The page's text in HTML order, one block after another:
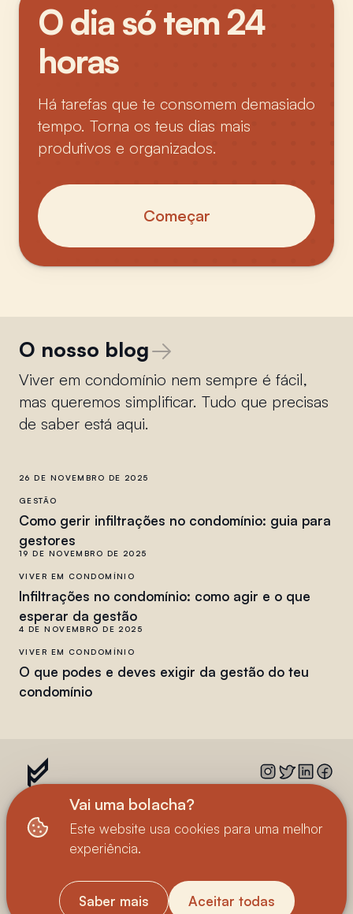
O dia só tem 24
horas
Há tarefas que te consomem demasiado
tempo. Torna os teus dias mais
produtivos e organizados.
Começar
O nosso blog
Viver em condomínio nem sempre é fácil,
mas queremos simplificar. Tudo que precisas
de saber está aqui.
26 DE NOVEMBRO DE 2025
GESTÃO
Como gerir infiltrações no condomínio: guia para
gestores
19 DE NOVEMBRO DE 2025
VIVER EM CONDOMÍNIO
Infiltrações no condomínio: como agir e o que
esperar da gestão
4 DE NOVEMBRO DE 2025
VIVER EM CONDOMÍNIO
O que podes e deves exigir da gestão do teu
condomínio
© 2023—2025Loft 156• Todos os direitos
reservados
Termos e Condições
Cookies
Vai uma bolacha?
Este website usa cookies para uma melhor
experiência.
Saber mais Aceitar todas